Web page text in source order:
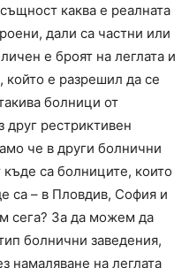
каква е реалната
дали са частни или
е броят на леглата и
който е разрешил да се
болници от
друг рестриктивен
че в други болнични
са болниците, които
са – в Пловдив, София и
сега? За да можем да
болнични заведения,
намаляване на леглата